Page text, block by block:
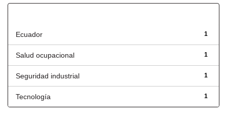
1
Ecuador
1
Salud ocupacional
1
Seguridad industrial
1
Tecnología